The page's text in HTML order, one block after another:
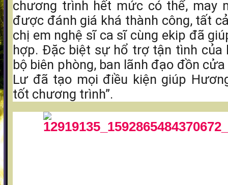
chương trình hết mức có thể, may
được đánh giá khá thành công, tất
chị em nghệ sĩ ca sĩ cùng ekip đã
hợp. Đặc biệt sự hổ trợ tận tình của
bộ biên phòng, ban lãnh đạo đồn
Lư đã tạo mọi điều kiện giúp
tốt chương trình”.